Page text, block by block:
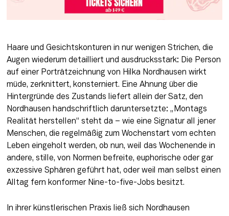
Haare und Gesichtskonturen in nur wenigen Strichen, die
Augen wiederum detailliert und ausdrucksstark: Die Person
auf einer Porträtzeichnung von Hilka Nordhausen wirkt
müde, zerknittert, konsterniert. Eine Ahnung über die
Hintergründe des Zustands liefert allein der Satz, den
Nordhausen handschriftlich daruntersetzte: „Montags
Realität herstellen“ steht da – wie eine Signatur all jener
Menschen, die regelmäßig zum Wochenstart vom echten
Leben eingeholt werden, ob nun, weil das Wochenende in
andere, stille, von Normen befreite, euphorische oder gar
exzessive Sphären geführt hat, oder weil man selbst einen
Alltag fern konformer Nine-to-five-Jobs besitzt.
In ihrer künstlerischen Praxis ließ sich Nordhausen